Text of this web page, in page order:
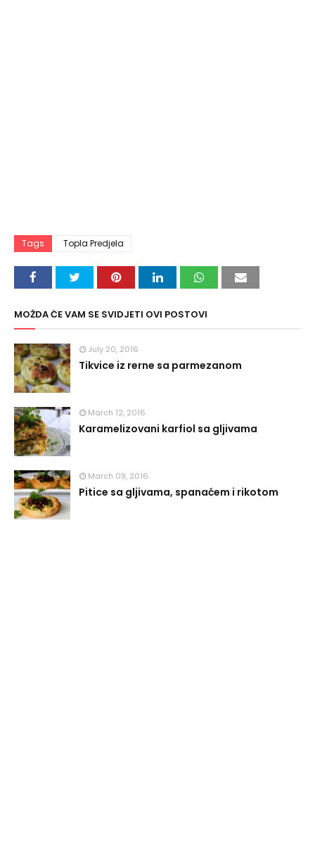
Tags Topla Predjela
MOŽDA ĆE VAM SE SVIDJETI OVI POSTOVI
July 20, 2016
Tikvice iz rerne sa parmezanom
March 12, 2016
Karamelizovani karfiol sa gljivama
March 09, 2016
Pitice sa gljivama, spanaćem i rikotom